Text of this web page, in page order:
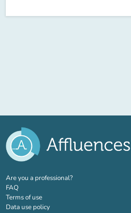
Are you a professional?(new tab)
FAQ
Terms of use
Data use policy